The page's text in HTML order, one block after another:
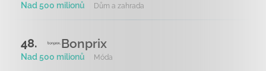
Nad 500 milionů Dům a zahrada
48. Bonprix
Nad 500 milionů Móda